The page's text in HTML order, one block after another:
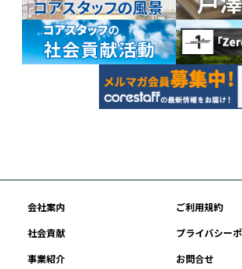
会社案内
ご利用規約
社会貢献
プライバシー
事業紹介
お問合せ